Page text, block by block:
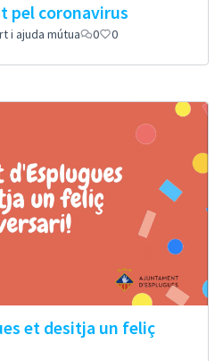
pel coronavirus
i ajuda mútua 0 0
et desitja un feliç